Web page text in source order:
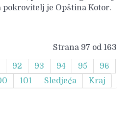
pokrovitelj je Opština Kotor.
Strana 97 od 163
92 93 94 95
96
101 Sledjeća Kraj